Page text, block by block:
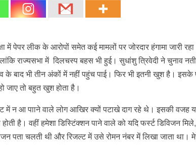
में पेपर लीक के आरोपों समेत कई मामलों पर जोरदार हंगामा जारी
राज्यसभा में दिलचस्प बहस भी हुई। सुधांशु त्रिवेदी ने चुनाव
के बाद भी तीन अंकों में नहीं पहुंच पाई। फिर भी इतनी खुश है। इसके
जाए तो बहुत खुश होता है।
में न आ पााने वाले लोग आखिर क्यों पटाखे दाग रहे थे। इसकी वजह
है। वहीं हमेशा डिस्टिंक्शन पाने वाले को यदि फर्स्ट डिविजन
पता चलती थी और रिजल्ट में उसे रोमन नंबर में लिखा जाता था।